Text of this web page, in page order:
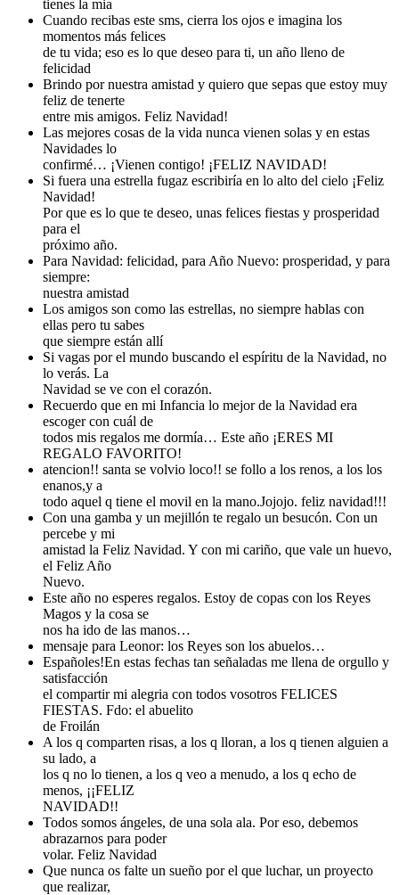
tienes la mia
Cuando recibas este sms, cierra los ojos e imagina los
momentos más felices
de tu vida; eso es lo que deseo para ti, un año lleno de
felicidad
Brindo por nuestra amistad y quiero que sepas que estoy muy
feliz de tenerte
entre mis amigos. Feliz Navidad!
Las mejores cosas de la vida nunca vienen solas y en estas
Navidades lo
confirmé… ¡Vienen contigo! ¡FELIZ NAVIDAD!
Si fuera una estrella fugaz escribiría en lo alto del cielo ¡Feliz
Navidad!
Por que es lo que te deseo, unas felices fiestas y prosperidad
para el
próximo año.
Para Navidad: felicidad, para Año Nuevo: prosperidad, y para
siempre:
nuestra amistad
Los amigos son como las estrellas, no siempre hablas con
ellas pero tu sabes
que siempre están allí
Si vagas por el mundo buscando el espíritu de la Navidad, no
lo verás. La
Navidad se ve con el corazón.
Recuerdo que en mi Infancia lo mejor de la Navidad era
escoger con cuál de
todos mis regalos me dormía… Este año ¡ERES MI
REGALO FAVORITO!
atencion!! santa se volvio loco!! se follo a los renos, a los los
enanos,y a
todo aquel q tiene el movil en la mano.Jojojo. feliz navidad!!!
Con una gamba y un mejillón te regalo un besucón. Con un
percebe y mi
amistad la Feliz Navidad. Y con mi cariño, que vale un huevo,
el Feliz Año
Nuevo.
Este año no esperes regalos. Estoy de copas con los Reyes
Magos y la cosa se
nos ha ido de las manos…
mensaje para Leonor: los Reyes son los abuelos…
Españoles!En estas fechas tan señaladas me llena de orgullo y
satisfacción
el compartir mi alegria con todos vosotros FELICES
FIESTAS. Fdo: el abuelito
de Froilán
A los q comparten risas, a los q lloran, a los q tienen alguien a
su lado, a
los q no lo tienen, a los q veo a menudo, a los q echo de
menos, ¡¡FELIZ
NAVIDAD!!
Todos somos ángeles, de una sola ala. Por eso, debemos
abrazarnos para poder
volar. Feliz Navidad
Que nunca os falte un sueño por el que luchar, un proyecto
que realizar,